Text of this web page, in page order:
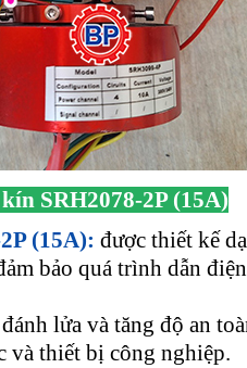
SRH2078-2P (15A)
(15A): được thiết kế
bảo quá trình dẫn
lửa và tăng độ an
và thiết bị công nghiệp.